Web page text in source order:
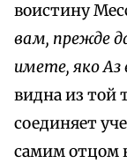
воистину
вам, прежде
имете, яко Аз
видна из той
соединяет
самим отцом